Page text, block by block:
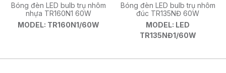
Bóng đèn LED bulb trụ nhôm
nhựa TR160N1 60W
MODEL: TR160N1/60W
Bóng đèn LED bulb trụ nhôm
đúc TR135NĐ 60W
MODEL: LED
TR135NĐ1/60W